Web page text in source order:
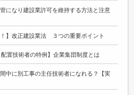
になり建設業許可を維持する方法と注意
】改正建設業法 ３つの重要ポイント
配置技術者の特例】企業集団制度とは
中に別工事の主任技術者になれる？【実